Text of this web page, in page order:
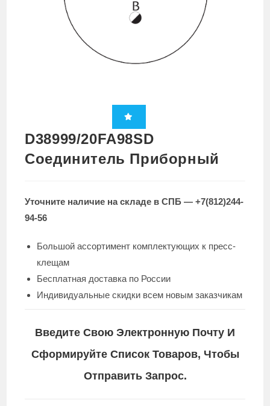
D38999/20FA98SD
Соединитель Приборный
Уточните наличие на складе в СПБ — +7(812)244-
94-56
Большой ассортимент комплектующих к пресс-
клещам
Бесплатная доставка по России
Индивидуальные скидки всем новым заказчикам
Введите Свою Электронную Почту И
Сформируйте Список Товаров, Чтобы
Отправить Запрос.